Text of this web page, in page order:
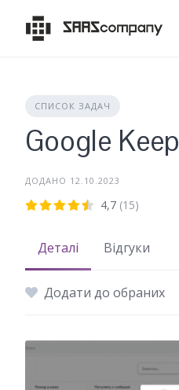
content
СПИСОК ЗАДАЧ
Google Keep
ДОДАНО 12.10.2023
4,7 (15)
Деталі Відгуки
Додати до обраних